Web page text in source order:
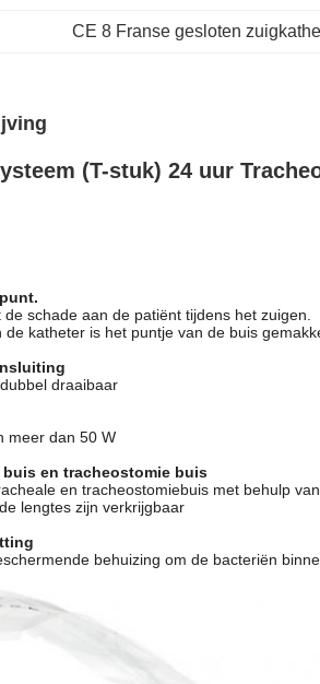
CE 8 Franse gesloten
(T-stuk) 24 uur
schade aan de patiënt tijdens het zuigen.
katheter is het puntje van de buis
draaibaar
meer dan 50 W
en tracheostomie buis
en tracheostomiebuis met behulp van
lengtes zijn verkrijgbaar
behuizing om de bacteriën